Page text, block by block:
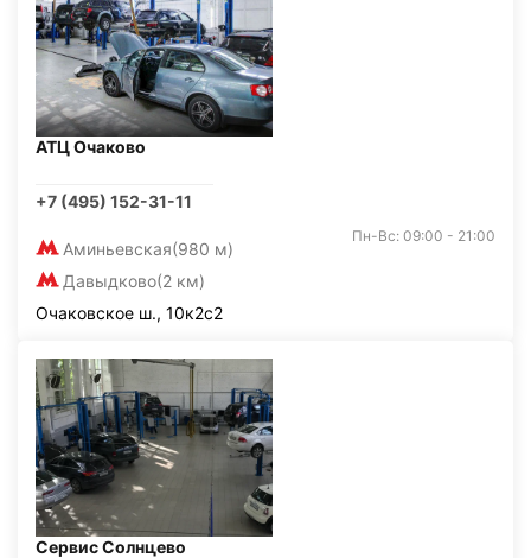
АТЦ Очаково
+7 (495) 152-31-11
Аминьевская(980 м)
Давыдково(2 км)
Пн-Вс: 09:00 - 21:00
Очаковское ш., 10к2с2
Сервис Солнцево